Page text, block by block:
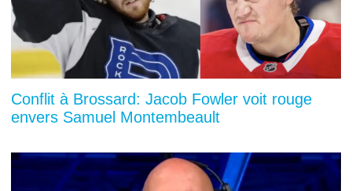
Conflit à Brossard: Jacob Fowler voit rouge
envers Samuel Montembeault